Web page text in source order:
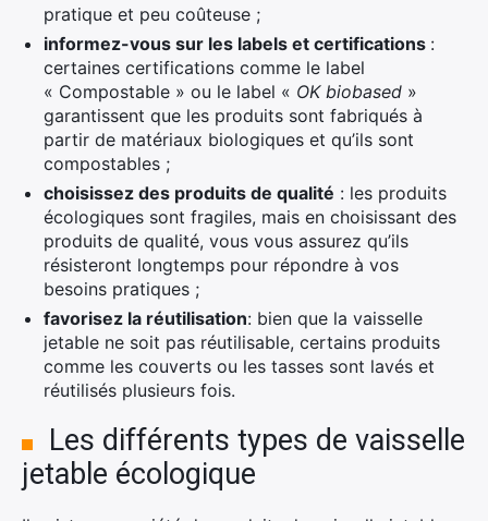
pratique et peu coûteuse ;
informez-vous sur les labels et certifications :
certaines certifications comme le label
« Compostable » ou le label « OK biobased »
garantissent que les produits sont fabriqués à
partir de matériaux biologiques et qu’ils sont
compostables ;
choisissez des produits de qualité : les produits
écologiques sont fragiles, mais en choisissant des
produits de qualité, vous vous assurez qu’ils
résisteront longtemps pour répondre à vos
besoins pratiques ;
favorisez la réutilisation: bien que la vaisselle
jetable ne soit pas réutilisable, certains produits
comme les couverts ou les tasses sont lavés et
réutilisés plusieurs fois.
Les différents types de vaisselle
jetable écologique